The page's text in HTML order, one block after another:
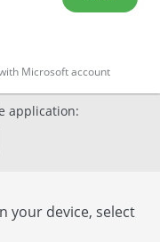
Microsoft account
application:
your device, select